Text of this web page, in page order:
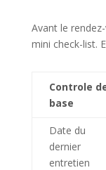
Avant le
mini check-list.
Controle
base
Date du
dernier
entretien